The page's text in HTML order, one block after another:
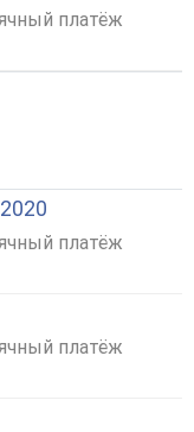
платёж
платёж
платёж